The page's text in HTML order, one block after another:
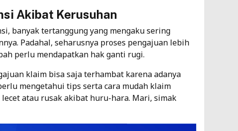
Akibat Kerusuhan
banyak tertanggung yang mengaku sering
Padahal, seharusnya proses pengajuan lebih
perlu mendapatkan hak ganti rugi.
klaim bisa saja terhambat karena adanya
mengetahui tips serta cara mudah klaim
atau rusak akibat huru-hara. Mari, simak